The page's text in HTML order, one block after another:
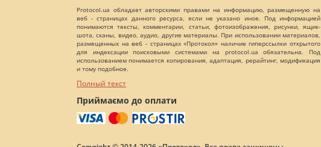
Protocol.ua обладает авторскими правами на информацию, размещенную на
веб - страницах данного ресурса, если не указано иное. Под информацией
понимаются тексты, комментарии, статьи, фотоизображения, рисунки, ящик-
шота, сканы, видео, аудио, другие материалы. При использовании материалов,
размещенных на веб - страницах «Протокол» наличие гиперссылки открытого
для индексации поисковыми системами на protocol.ua обязательна. Под
использованием понимается копирования, адаптация, рерайтинг, модификация
и тому подобное.
Полный текст
Приймаємо до оплати